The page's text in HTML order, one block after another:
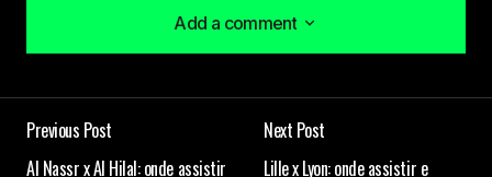
Add a comment
Add a comment
Campos obrigatórios são marcados com*
Previous Post
Al Nassr x Al Hilal: onde assistir
Next Post
Lille x Lyon: onde assistir e